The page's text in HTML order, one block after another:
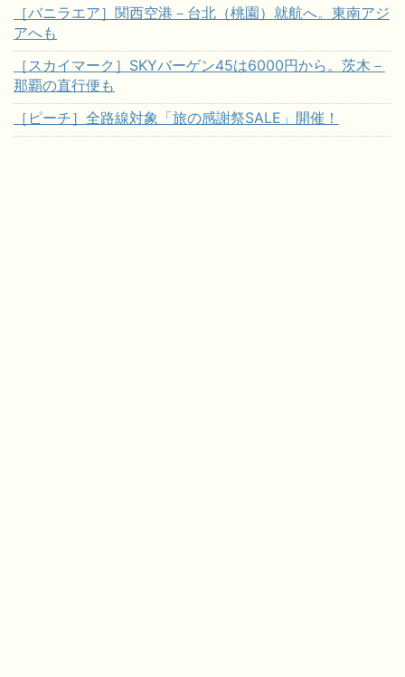
［バニラエア］関西空港－台北（桃園）就航へ。東南アジ
アへも
［スカイマーク］SKYバーゲン45は6000円から。茨木－
那覇の直行便も
［ピーチ］全路線対象「旅の感謝祭SALE」開催！